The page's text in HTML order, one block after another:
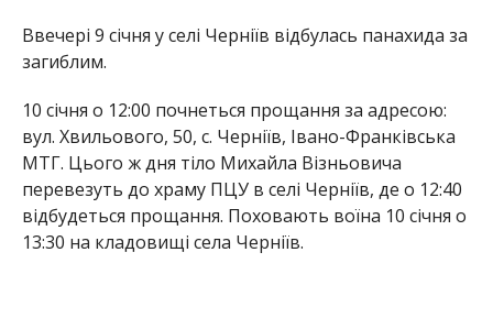
Ввечері 9 січня у селі Черніїв відбулась панахида за
загиблим.
10 січня о 12:00 почнеться прощання за адресою:
вул. Хвильового, 50, с. Черніїв, Івано-Франківська
МТГ. Цього ж дня тіло Михайла Візньовича
перевезуть до храму ПЦУ в селі Черніїв, де о 12:40
відбудеться прощання. Поховають воїна 10 січня о
13:30 на кладовищі села Черніїв.